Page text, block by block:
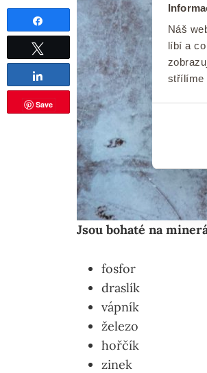
Náš
líbí a
střílíme
Jsou bohaté na
fosfor
draslík
vápník
železo
hořčík
zinek
Tweetnout
Save